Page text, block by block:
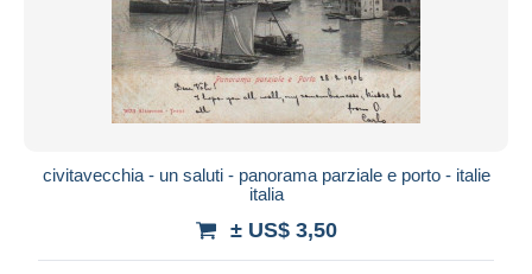
civitavecchia - un saluti - panorama parziale e porto - italie
italia
± US$ 3,50